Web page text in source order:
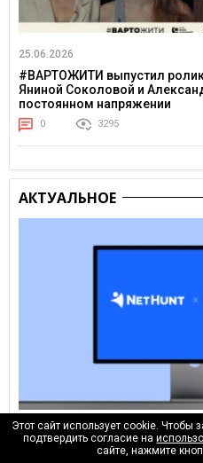
25.06.2026
#ВАРТОЖИТИ выпустил
Яниной Соколовой и
постоянном напряжении
0 3295
АКТУАЛЬНОЕ
06.08.2026
Как настроить процессы для
Этот сайт использует cookie. Чтобы
подтвердить согласие на
сайте, нажмите